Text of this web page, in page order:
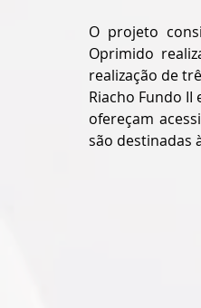
O projeto
Oprimido
realização de
Riacho Fundo
ofereçam
são destinadas